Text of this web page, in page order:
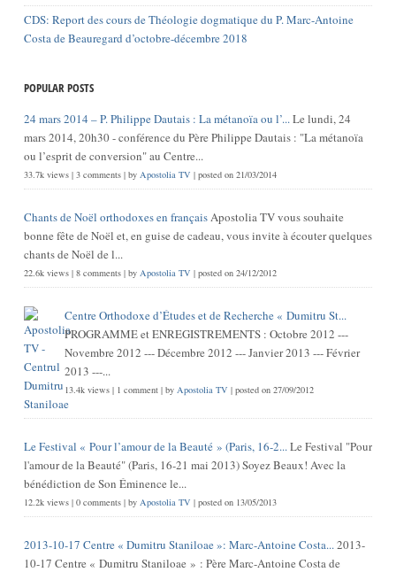
CDS: Report des cours de Théologie dogmatique du P. Marc-Antoine
Costa de Beauregard d’octobre-décembre 2018
POPULAR POSTS
24 mars 2014 – P. Philippe Dautais : La métanoïa ou l’...Le lundi, 24
mars 2014, 20h30 - conférence du Père Philippe Dautais : "La métanoïa
ou l’esprit de conversion" au Centre...
33.7k views| 3 comments| by Apostolia TV | posted on 21/03/2014
Chants de Noël orthodoxes en françaisApostolia TV vous souhaite
bonne fête de Noël et, en guise de cadeau, vous invite à écouter quelques
chants de Noël de l...
22.6k views| 8 comments| by Apostolia TV | posted on 24/12/2012
Centre Orthodoxe d’Études et de Recherche « Dumitru St...
PROGRAMME et ENREGISTREMENTS : Octobre 2012 ---
Novembre 2012 --- Décembre 2012 --- Janvier 2013 --- Février
2013 ---...
13.4k views| 1 comment| by Apostolia TV | posted on 27/09/2012
Le Festival « Pour l’amour de la Beauté » (Paris, 16-2...Le Festival "Pour
l'amour de la Beauté" (Paris, 16-21 mai 2013) Soyez Beaux! Avec la
bénédiction de Son Éminence le...
12.2k views| 0 comments| by Apostolia TV | posted on 13/05/2013
2013-10-17 Centre « Dumitru Staniloae »: Marc-Antoine Costa...2013-
10-17 Centre « Dumitru Staniloae » : Père Marc-Antoine Costa de